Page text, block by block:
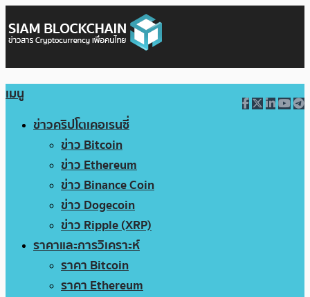
เมนู
ข่าวคริปโตเคอเรนซี่
ข่าว Bitcoin
ข่าว Ethereum
ข่าว Binance Coin
ข่าว Dogecoin
ข่าว Ripple (XRP)
ราคาและการวิเคราะห์
ราคา Bitcoin
ราคา Ethereum